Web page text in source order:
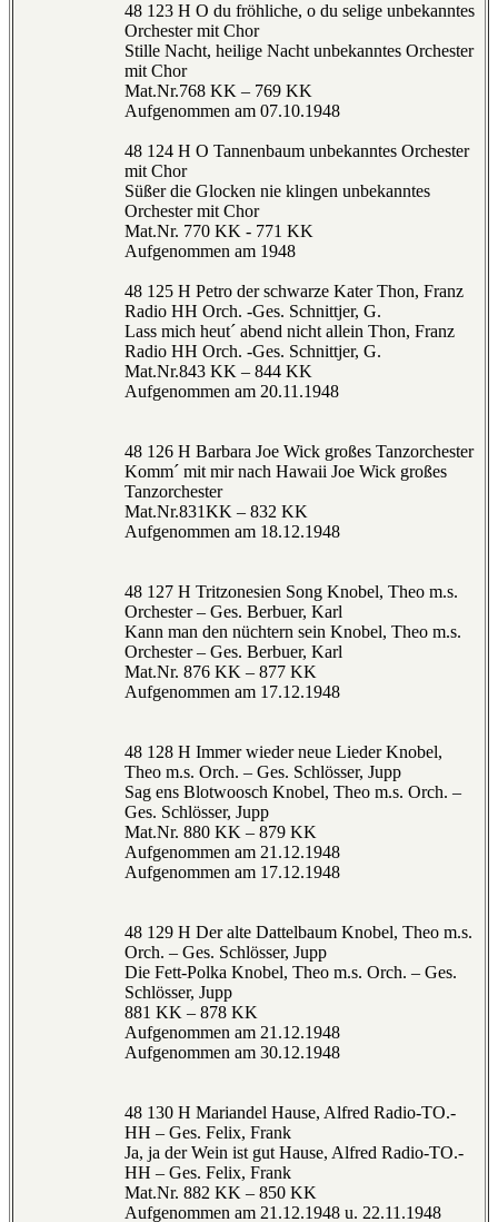
48 123 H O du fröhliche, o du selige unbekanntes
Orchester mit Chor
Stille Nacht, heilige Nacht unbekanntes Orchester
mit Chor
Mat.Nr.768 KK – 769 KK
Aufgenommen am 07.10.1948
48 124 H O Tannenbaum unbekanntes Orchester
mit Chor
Süßer die Glocken nie klingen unbekanntes
Orchester mit Chor
Mat.Nr. 770 KK - 771 KK
Aufgenommen am 1948
48 125 H Petro der schwarze Kater Thon, Franz
Radio HH Orch. -Ges. Schnittjer, G.
Lass mich heut´ abend nicht allein Thon, Franz
Radio HH Orch. -Ges. Schnittjer, G.
Mat.Nr.843 KK – 844 KK
Aufgenommen am 20.11.1948
48 126 H Barbara Joe Wick großes Tanzorchester
Komm´ mit mir nach Hawaii Joe Wick großes
Tanzorchester
Mat.Nr.831KK – 832 KK
Aufgenommen am 18.12.1948
48 127 H Tritzonesien Song Knobel, Theo m.s.
Orchester – Ges. Berbuer, Karl
Kann man den nüchtern sein Knobel, Theo m.s.
Orchester – Ges. Berbuer, Karl
Mat.Nr. 876 KK – 877 KK
Aufgenommen am 17.12.1948
48 128 H Immer wieder neue Lieder Knobel,
Theo m.s. Orch. – Ges. Schlösser, Jupp
Sag ens Blotwoosch Knobel, Theo m.s. Orch. –
Ges. Schlösser, Jupp
Mat.Nr. 880 KK – 879 KK
Aufgenommen am 21.12.1948
Aufgenommen am 17.12.1948
48 129 H Der alte Dattelbaum Knobel, Theo m.s.
Orch. – Ges. Schlösser, Jupp
Die Fett-Polka Knobel, Theo m.s. Orch. – Ges.
Schlösser, Jupp
881 KK – 878 KK
Aufgenommen am 21.12.1948
Aufgenommen am 30.12.1948
48 130 H Mariandel Hause, Alfred Radio-TO.-
HH – Ges. Felix, Frank
Ja, ja der Wein ist gut Hause, Alfred Radio-TO.-
HH – Ges. Felix, Frank
Mat.Nr. 882 KK – 850 KK
Aufgenommen am 21.12.1948 u. 22.11.1948